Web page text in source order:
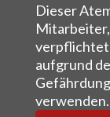
Dieser
verpflichtet
aufgrund
verwenden.